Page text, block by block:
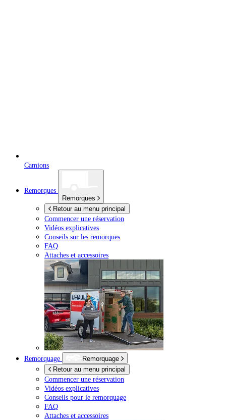
Camions
Remorques
Remorques
Retour au menu principal
Commencer une réservation
Vidéos explicatives
Conseils sur les remorques
FAQ
Attaches et accessoires
Remorquage
Remorquage
Retour au menu principal
Commencer une réservation
Vidéos explicatives
Conseils pour le remorquage
FAQ
Attaches et accessoires